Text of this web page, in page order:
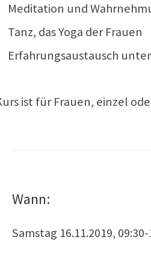
Meditation und
Tanz, das Yoga der Frauen
Erfahrungsaustausch
ist für Frauen, einzel
Wann:
Samstag 16.11.2019,